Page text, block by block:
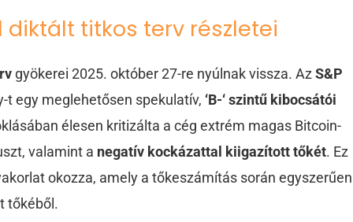
titkos terv részletei
gyökerei 2025. október 27-re nyúlnak vissza. AzS&P
t egy meglehetősen spekulatív, ‘B-‘ szintű kibocsátói
élesen kritizálta a cég extrém magas Bitcoin-
valamint a negatív kockázattal kiigazított tőkét. Ez
okozza, amely a tőkeszámítás során egyszerűen
tőkéből.